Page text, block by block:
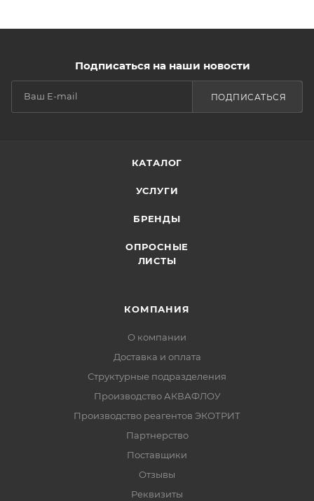
Подписаться на наши новости
ПОДПИСАТЬСЯ
КАТАЛОГ
УСЛУГИ
БРЕНДЫ
ОПРОСНЫЕ
ЛИСТЫ
КОМПАНИЯ
О компании
Доставка и оплата
Структурные подразделения
Производство АКВАФЛОУ
Производство реагентов ЭКОТРИТ
Партнерство
Поставщики
Отзывы
Реквизиты